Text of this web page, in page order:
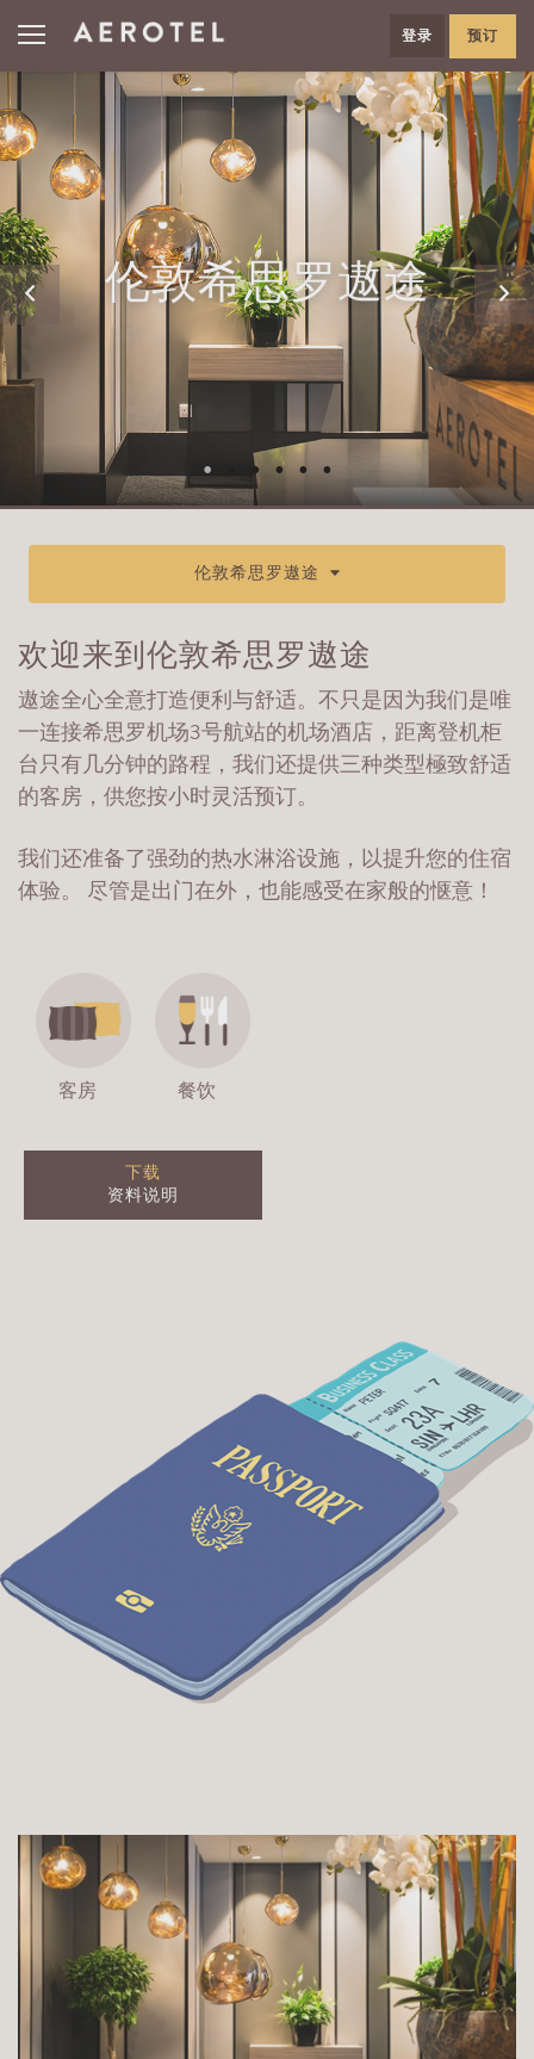
登录 预订
伦敦希思罗遨途
伦敦希思罗遨途
欢迎来到伦敦希思罗遨途
遨途全心全意打造便利与舒适。不只是因为我们是唯
一连接希思罗机场3号航站的机场酒店，距离登机柜
台只有几分钟的路程，我们还提供三种类型極致舒适
的客房，供您按小时灵活预订。
我们还准备了强劲的热水淋浴设施，以提升您的住宿
体验。 尽管是出门在外，也能感受在家般的惬意！
客房 餐饮
下载
资料说明